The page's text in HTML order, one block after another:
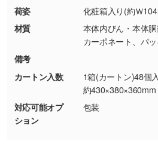
使いたいです
シンプルな背景のデータや
ター部分の輪郭がはっきり
・持っているデータの背景が
しの作り方が分からない
印刷したいデータが印刷範囲
合、シンプルな色・柄の背景
荷姿
化粧箱入り(約Ｗ
材質
本体内びん・本体
カーポネート、パ
備考
カートン入数
1箱(カートン)48個
約430×380×360mm
対応可能オプ
ション
包装